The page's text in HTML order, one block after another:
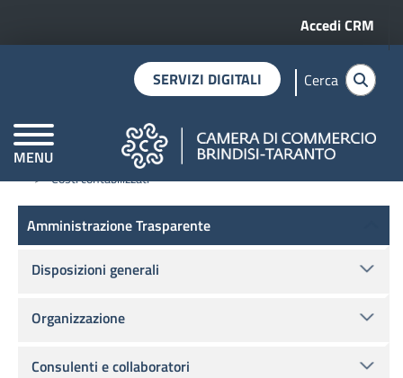
Menu
Accedi CRM
MENU
CAMERE DI COMMERCIO D'ITALIA
SERVIZI DIGITALI Cerca
Home Amministrazione trasparente
Servizi erogati
Costi contabilizzati
Amministrazione Trasparente
Amministrazione Trasparente
Disposizioni generali
Organizzazione
Consulenti e collaboratori